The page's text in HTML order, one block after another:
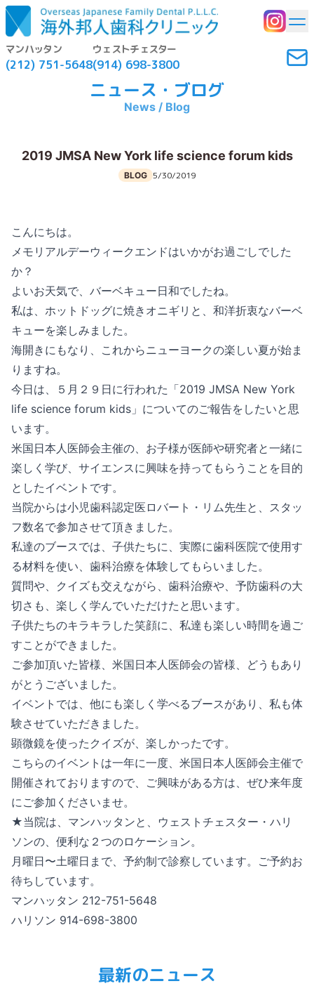
マンハッタン
(212) 751-5648
ウェストチェスター
(914) 698-3800
ニュース・ブログ
News / Blog
2019 JMSA New York life science forum kids
BLOG 5/30/2019
こんにちは。
メモリアルデーウィークエンドはいかがお過ごしでした
か？
よいお天気で、バーベキュー日和でしたね。
私は、ホットドッグに焼きオニギリと、和洋折衷なバーベ
キューを楽しみました。
海開きにもなり、これからニューヨークの楽しい夏が始ま
りますね。
今日は、５月２９日に行われた「2019 JMSA New York
life science forum kids」についてのご報告をしたいと思
います。
米国日本人医師会主催の、お子様が医師や研究者と一緒に
楽しく学び、サイエンスに興味を持ってもらうことを目的
としたイベントです。
当院からは小児歯科認定医ロバート・リム先生と、スタッ
フ数名で参加させて頂きました。
私達のブースでは、子供たちに、実際に歯科医院で使用す
る材料を使い、歯科治療を体験してもらいました。
質問や、クイズも交えながら、歯科治療や、予防歯科の大
切さも、楽しく学んでいただけたと思います。
子供たちのキラキラした笑顔に、私達も楽しい時間を過ご
すことができました。
ご参加頂いた皆様、米国日本人医師会の皆様、どうもあり
がとうございました。
イベントでは、他にも楽しく学べるブースがあり、私も体
験させていただきました。
顕微鏡を使ったクイズが、楽しかったです。
こちらのイベントは一年に一度、米国日本人医師会主催で
開催されておりますので、ご興味がある方は、ぜひ来年度
にご参加くださいませ。
★当院は、マンハッタンと、ウェストチェスター・ハリ
ソンの、便利な２つのロケーション。
‪月曜日〜土曜日まで、予約制で診察しています。ご予約お
待ちしています。‬
マンハッタン ‪212-751-5648‬
ハリソン ‪914-698-3800‬
最新のニュース